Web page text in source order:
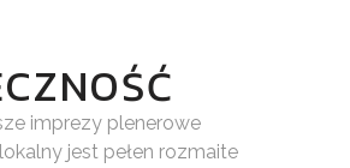
imprezy plenerowe
jest pełen rozmaite